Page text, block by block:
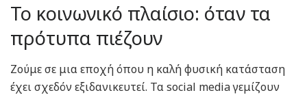
Το κοινωνικό πλαίσιο: όταν τα
πρότυπα πιέζουν
Ζούμε σε μια εποχή όπου η καλή φυσική κατάσταση
έχει σχεδόν εξιδανικευτεί. Τα social media γεμίζουν